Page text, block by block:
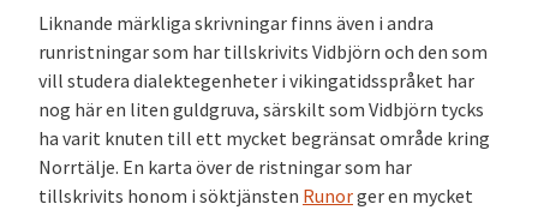
Liknande märkliga skrivningar finns även i andra
runristningar som har tillskrivits Vidbjörn och den som
vill studera dialektegenheter i vikingatidsspråket har
nog här en liten guldgruva, särskilt som Vidbjörn tycks
ha varit knuten till ett mycket begränsat område kring
Norrtälje. En karta över de ristningar som har
tillskrivits honom i söktjänsten Runorger en mycket